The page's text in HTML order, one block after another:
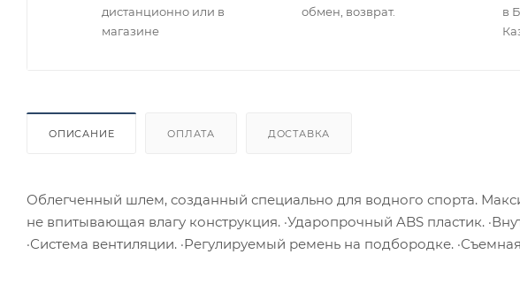
дистанционно или в
магазине
обмен, возврат.
в
ОПИСАНИЕ ОПЛАТА ДОСТАВКА
Облегченный шлем, созданный специально для водного спорта.
не впитывающая влагу конструкция. ·Ударопрочный ABS пластик.
·Система вентиляции. ·Регулируемый ремень на подбородке.